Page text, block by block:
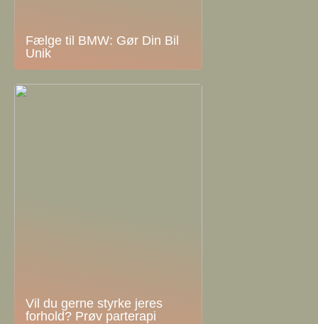
Fælge til BMW: Gør Din Bil
Unik
Vil du gerne styrke jeres
forhold? Prøv parterapi